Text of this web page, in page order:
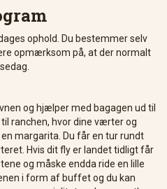
ophold. Du bestemmer selv
opmærksom på, at der normalt
og hjælper med bagagen ud til
ranchen, hvor dine værter og
margarita. Du får en tur rundt
Hvis dit fly er landet tidligt får
og måske endda ride en lille
i form af buffet og du kan